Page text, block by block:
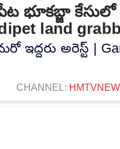
భూకబ్జా కేసులో
land
అరెస్ట్ |
CHANNEL: